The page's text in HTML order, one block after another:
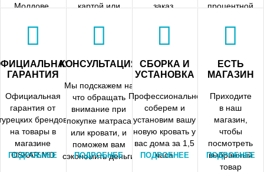
Молдове.
доставку..
картой или
платежом
заказ.
процентной
ГАРАНТИЯ
Официальная
гарантия от
брендов
на товары в
магазине
OSKAR.MD
ПОДРОБНЕЕ
КОНСУЛЬТАЦИЯ
Мы подскажем на
что обращать
внимание при
покупке матраса
или кровати, и
поможем вам
сэкономить деньги
ПОДРОБНЕЕ
СБОРКА И
УСТАНОВКА
Профессионально
соберем и
установим вашу
новую кровать у
вас дома за 1,5
часа
ПОДРОБНЕЕ
ЕСТЬ
МАГАЗИН
Приходите
в наш
магазин,
чтобы
посмотреть
выбранный
товар
ПОДРОБНЕЕ